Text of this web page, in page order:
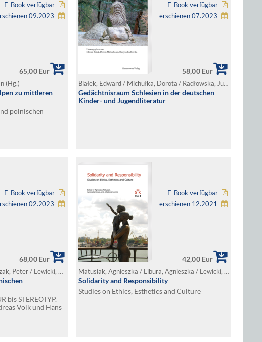
E-Book verfügbar
09.2023
65,00 Eur
(Hg.)
zu mittleren
polnischen
E-Book verfügbar
erschienen 07.2023
58,00 Eur
Białek, Edward / Michułka, Dorota / Radłowska, Justyna (Hg.)
Gedächtnisraum Schlesien in der deutschen
Kinder- und Jugendliteratur
E-Book verfügbar
02.2023
68,00 Eur
Dec-Pustelnik, Sylwia / Klimczak, Peter / Lewicki, Arkadiusz / Surynt, Izabela (Hg.)
bis STEREOTYP.
Volk und Hans
E-Book verfügbar
erschienen 12.2021
42,00 Eur
Matusiak, Agnieszka / Libura, Agnieszka / Lewicki, Arkadiusz (Hg.)
Solidarity and Responsibility
Studies on Ethics, Esthetics and Culture